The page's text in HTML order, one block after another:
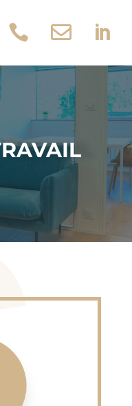
  